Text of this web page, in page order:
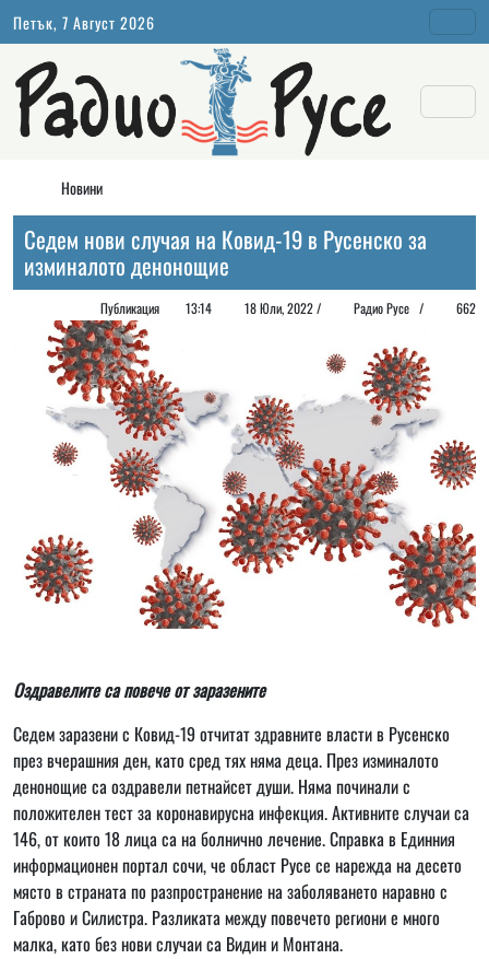
Петък, 7 Август 2026
Новини
Седем нови случая на Ковид-19 в Русенско за
изминалото денонощие
Публикация 13:14 18 Юли, 2022 / Радио Русе / 662
Оздравелите са повече от заразените
Седем заразени с Ковид-19 отчитат здравните власти в Русенско
през вчерашния ден, като сред тях няма деца. През изминалото
денонощие са оздравели петнайсет души. Няма починали с
положителен тест за коронавирусна инфекция. Активните случаи са
146, от които 18 лица са на болнично лечение. Справка в Единния
информационен портал сочи, че област Русе се нарежда на десето
място в страната по разпространение на заболяването наравно с
Габрово и Силистра. Разликата между повечето региони е много
малка, като без нови случаи са Видин и Монтана.